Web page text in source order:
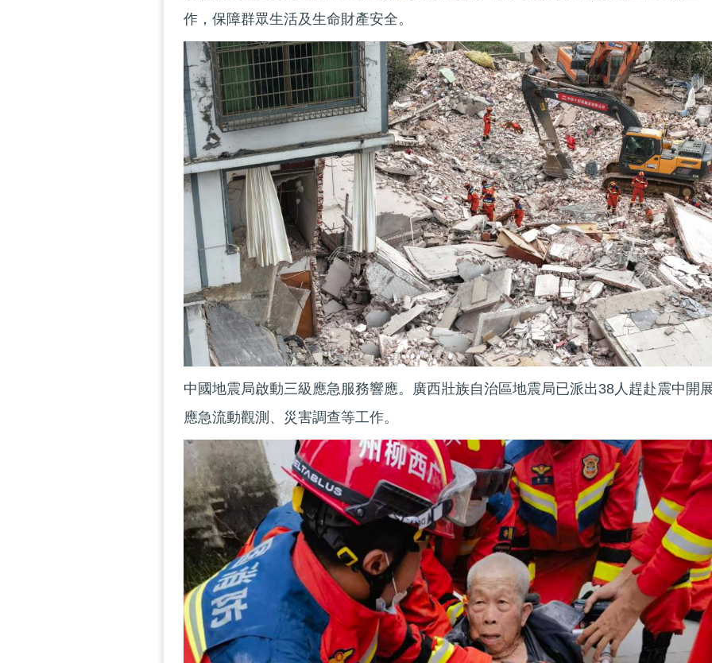
作，保障群眾生活及生命財產安全。
中國地震局啟動三級應急服務響應。廣西壯族自治區地震局已派出38人趕赴震中開
應急流動觀測、災害調查等工作。